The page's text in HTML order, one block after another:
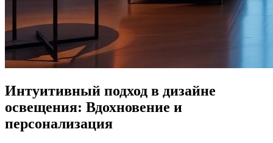
Интуитивный подход в дизайне
освещения: Вдохновение и
персонализация